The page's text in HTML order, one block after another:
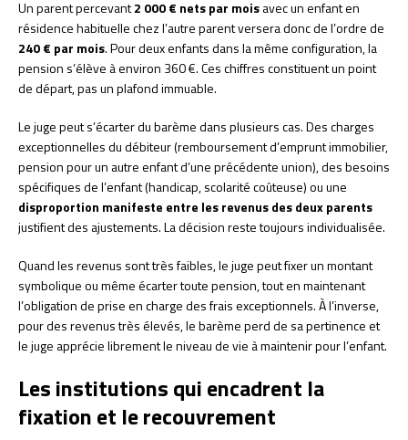
Un parent percevant2 000 € nets par moisavec un enfant en
résidence habituelle chez l’autre parent versera donc de l’ordre de
240 € par mois. Pour deux enfants dans la même configuration, la
pension s’élève à environ 360 €. Ces chiffres constituent un point
de départ, pas un plafond immuable.
Le juge peut s’écarter du barème dans plusieurs cas. Des charges
exceptionnelles du débiteur (remboursement d’emprunt immobilier,
pension pour un autre enfant d’une précédente union), des besoins
spécifiques de l’enfant (handicap, scolarité coûteuse) ou une
disproportion manifeste entre les revenus des deux parents
justifient des ajustements. La décision reste toujours individualisée.
Quand les revenus sont très faibles, le juge peut fixer un montant
symbolique ou même écarter toute pension, tout en maintenant
l’obligation de prise en charge des frais exceptionnels. À l’inverse,
pour des revenus très élevés, le barème perd de sa pertinence et
le juge apprécie librement le niveau de vie à maintenir pour l’enfant.
Les institutions qui encadrent la
fixation et le recouvrement